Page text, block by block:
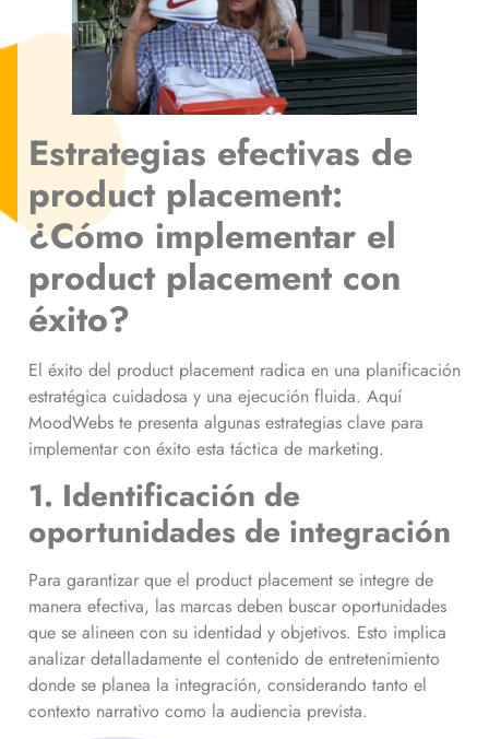
Estrategias efectivas de
product placement:
¿Cómo implementar el
product placement con
éxito?
El éxito del product placement radica en una planificación
estratégica cuidadosa y una ejecución fluida. Aquí
MoodWebs te presenta algunas estrategias clave para
implementar con éxito esta táctica de marketing.
1. Identificación de
oportunidades de integración
Para garantizar que el product placement se integre de
manera efectiva, las marcas deben buscar oportunidades
que se alineen con su identidad y objetivos. Esto implica
analizar detalladamente el contenido de entretenimiento
donde se planea la integración, considerando tanto el
contexto narrativo como la audiencia prevista.